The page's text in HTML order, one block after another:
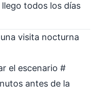
llego todos los días
visita nocturna
el escenario #
antes de la